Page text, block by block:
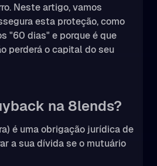
Neste artigo, vamos
esta proteção, como
"60 dias" e porque é que
perderá o capital do seu
na 8lends?
é uma obrigação jurídica de
a sua dívida se o mutuário